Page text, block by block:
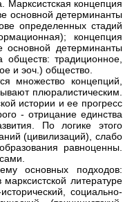
Марксистская концепция
основной детерминанты
определенных стадий
концепция
основной детерминанты
обществ: традиционное,
и эоч.) общество.
множество концепций,
плюралистическим.
истории и ее прогресс
- отрицание единства
По логике этого
(цивилизаций), слабо
равноценны.
основных подходов:
литературе
социально-